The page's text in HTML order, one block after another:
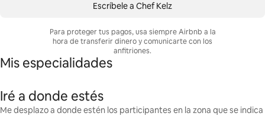
Escríbele a Chef Kelz
Para proteger tus pagos, usa siempre Airbnb a la
hora de transferir dinero y comunicarte con los
anfitriones.
Mis especialidades
Iré a donde estés
Me desplazo a donde estén los participantes en la zona que se indica